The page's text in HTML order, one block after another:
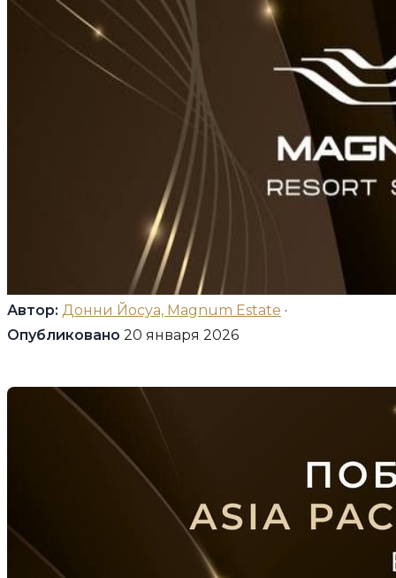
Автор: Донни Йосуа, Magnum Estate ·
Опубликовано 20 января 2026